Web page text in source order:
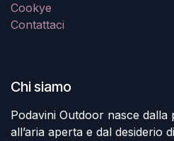
Cookye
Contattaci
Chi siamo
Podavini Outdoor nasce dalla
all’aria aperta e dal desiderio